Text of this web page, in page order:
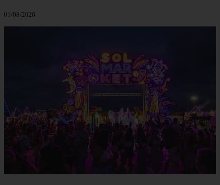
01/08/2026